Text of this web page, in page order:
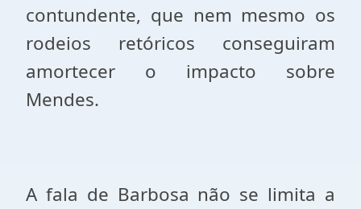
contundente, que nem mesmo os
rodeios retóricos conseguiram
amortecer o impacto sobre
Mendes.
A fala de Barbosa não se limita a